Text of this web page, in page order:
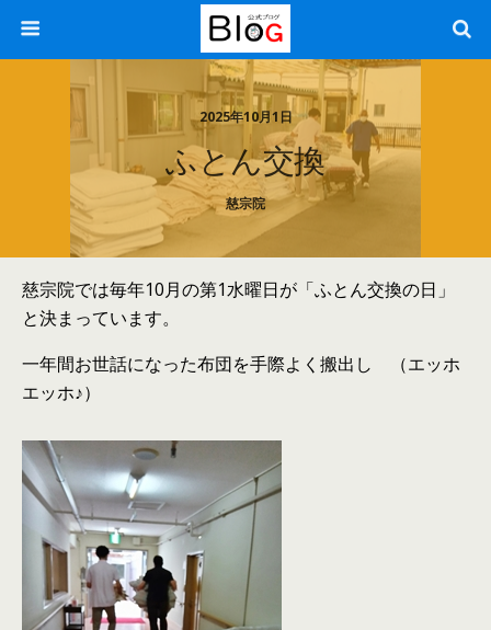
2025年10月1日
ふとん交換
慈宗院
慈宗院では毎年10月の第1水曜日が「ふとん交換の日」
と決まっています。
一年間お世話になった布団を手際よく搬出し （エッホ
エッホ♪）